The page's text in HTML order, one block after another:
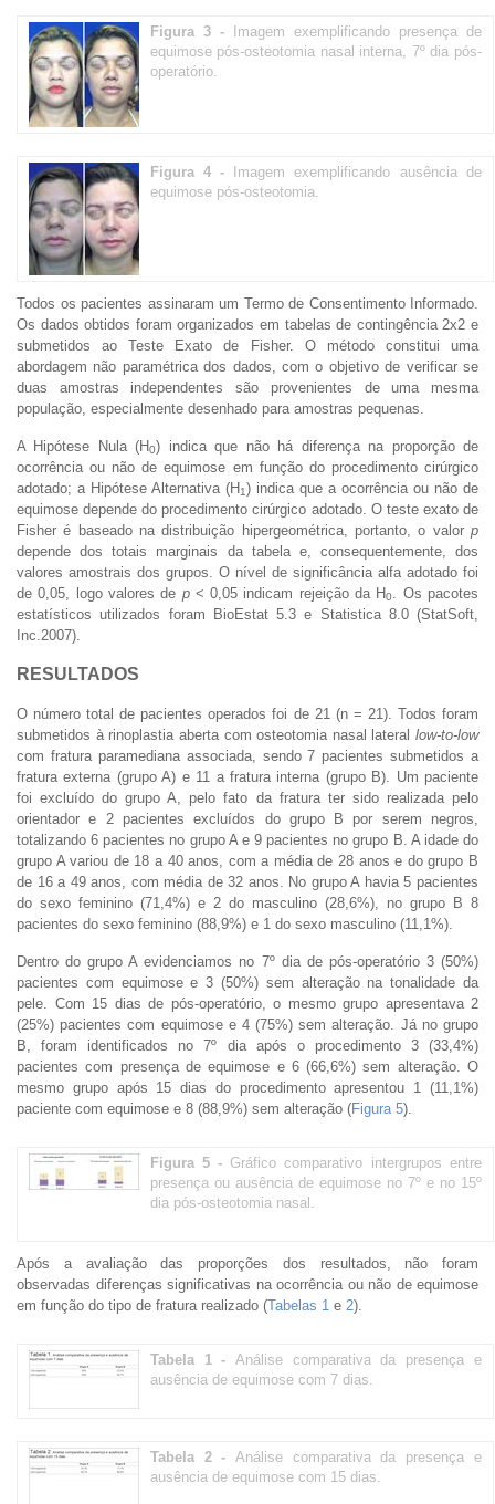
Figura 3 -
Imagem exemplificando presença de
equimose pós-osteotomia nasal interna, 7º dia pós-
operatório.
Figura 4 -
Imagem exemplificando ausência de
equimose pós-osteotomia.
Todos os pacientes assinaram um Termo de Consentimento Informado.
Os dados obtidos foram organizados em tabelas de contingência 2x2 e
submetidos ao Teste Exato de Fisher. O método constitui uma
abordagem não paramétrica dos dados, com o objetivo de verificar se
duas amostras independentes são provenientes de uma mesma
população, especialmente desenhado para amostras pequenas.
A Hipótese Nula (H0) indica que não há diferença na proporção de
ocorrência ou não de equimose em função do procedimento cirúrgico
adotado; a Hipótese Alternativa (H1) indica que a ocorrência ou não de
equimose depende do procedimento cirúrgico adotado. O teste exato de
Fisher é baseado na distribuição hipergeométrica, portanto, o valor p
depende dos totais marginais da tabela e, consequentemente, dos
valores amostrais dos grupos. O nível de significância alfa adotado foi
de 0,05, logo valores de p< 0,05 indicam rejeição da H0
. Os pacotes
estatísticos utilizados foram BioEstat 5.3 e Statistica 8.0 (StatSoft,
Inc.2007).
RESULTADOS
O número total de pacientes operados foi de 21 (n = 21). Todos foram
submetidos à rinoplastia aberta com osteotomia nasal lateral low-to-low
com fratura paramediana associada, sendo 7 pacientes submetidos a
fratura externa (grupo A) e 11 a fratura interna (grupo B). Um paciente
foi excluído do grupo A, pelo fato da fratura ter sido realizada pelo
orientador e 2 pacientes excluídos do grupo B por serem negros,
totalizando 6 pacientes no grupo A e 9 pacientes no grupo B. A idade do
grupo A variou de 18 a 40 anos, com a média de 28 anos e do grupo B
de 16 a 49 anos, com média de 32 anos. No grupo A havia 5 pacientes
do sexo feminino (71,4%) e 2 do masculino (28,6%), no grupo B 8
pacientes do sexo feminino (88,9%) e 1 do sexo masculino (11,1%).
Dentro do grupo A evidenciamos no 7º dia de pós-operatório 3 (50%)
pacientes com equimose e 3 (50%) sem alteração na tonalidade da
pele. Com 15 dias de pós-operatório, o mesmo grupo apresentava 2
(25%) pacientes com equimose e 4 (75%) sem alteração. Já no grupo
B, foram identificados no 7º dia após o procedimento 3 (33,4%)
pacientes com presença de equimose e 6 (66,6%) sem alteração. O
mesmo grupo após 15 dias do procedimento apresentou 1 (11,1%)
paciente com equimose e 8 (88,9%) sem alteração (Figura 5).
Figura 5 - Gráfico comparativo intergrupos entre
presença ou ausência de equimose no 7º e no 15º
dia pós-osteotomia nasal.
Após a avaliação das proporções dos resultados, não foram
observadas diferenças significativas na ocorrência ou não de equimose
em função do tipo de fratura realizado (Tabelas 1 e 2).
Tabela 1 - Análise comparativa da presença e
ausência de equimose com 7 dias.
Tabela 2 - Análise comparativa da presença e
ausência de equimose com 15 dias.